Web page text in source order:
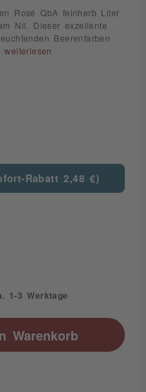
Rosé QbA feinherb Liter
Nil. Dieser exzellente
Beerenfarben
weiterlesen
Rabatt 2,48 €)
1-3 Werktage
Warenkorb